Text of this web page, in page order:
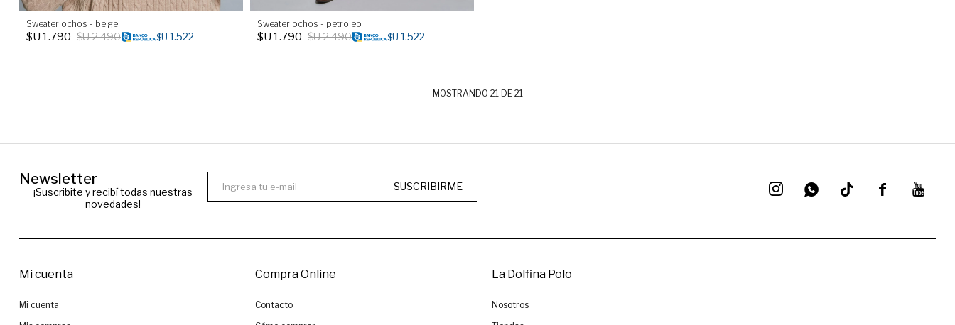
Sweater ochos - beige
$U 1.790 $U2.490 $U 1.522
Sweater ochos - petroleo
$U 1.790 $U2.490 $U 1.522
MOSTRANDO 21 DE 21
Newsletter
¡Suscribite y recibí todas nuestras
novedades!
SUSCRIBIRME  
 
Mi cuenta
Mi cuenta
Compra Online
Contacto
La Dolfina Polo
Nosotros